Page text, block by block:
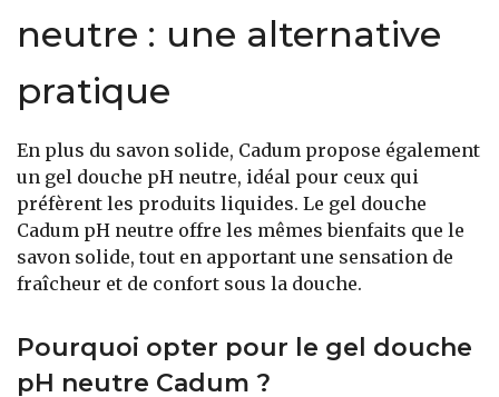
neutre : une alternative
pratique
En plus du savon solide, Cadum propose également
un gel douche pH neutre, idéal pour ceux qui
préfèrent les produits liquides. Le gel douche
Cadum pH neutre offre les mêmes bienfaits que le
savon solide, tout en apportant une sensation de
fraîcheur et de confort sous la douche.
Pourquoi opter pour le gel douche
pH neutre Cadum ?